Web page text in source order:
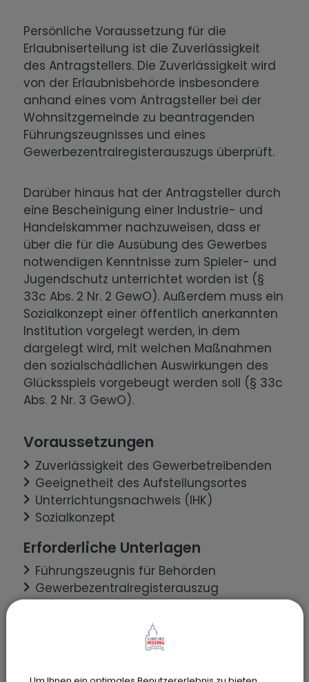
Persönliche Voraussetzung für die
Erlaubniserteilung ist die Zuverlässigkeit
des Antragstellers. Die Zuverlässigkeit wird
von der Erlaubnisbehörde insbesondere
anhand eines vom Antragsteller bei der
Wohnsitzgemeinde zu beantragenden
Führungszeugnisses und eines
Gewerbezentralregisterauszugs überprüft.
Darüber hinaus hat der Antragsteller durch
eine Bescheinigung einer Industrie- und
Handelskammer nachzuweisen, dass er
über die für die Ausübung des Gewerbes
notwendigen Kenntnisse zum Spieler- und
Jugendschutz unterrichtet worden ist (§
33c Abs. 2 Nr. 2 GewO). Außerdem muss ein
Sozialkonzept einer öffentlich anerkannten
Institution vorgelegt werden, in dem
dargelegt wird, mit welchen Maßnahmen
den sozialschädlichen Auswirkungen des
Glücksspiels vorgebeugt werden soll (§ 33c
Abs. 2 Nr. 3 GewO).
Voraussetzungen
Zuverlässigkeit des Gewerbetreibenden
Geeignetheit des Aufstellungsortes
Unterrichtungsnachweis (IHK)
Sozialkonzept
Erforderliche Unterlagen
Führungszeugnis für Behörden
Gewerbezentralregisterauszug
Bestätigung der Gemeinde über die
Geeignetheit des Aufstellungsortes
Unterrichtungsnachweis (IHK)